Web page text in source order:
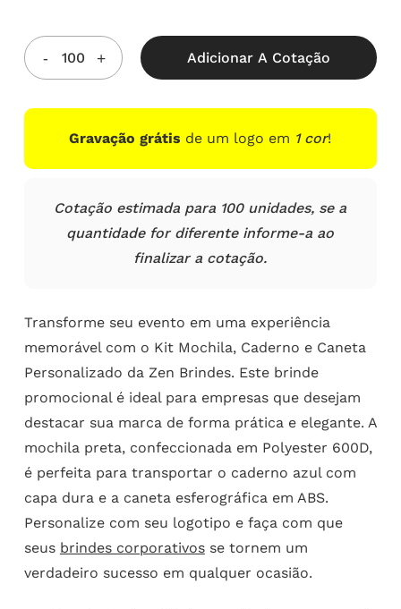
Adicionar A Cotação
Gravação grátis de um logo em 1 cor!
Cotação estimada para 100 unidades, se a
quantidade for diferente informe-a ao
finalizar a cotação.
Transforme seu evento em uma experiência
memorável com o Kit Mochila, Caderno e Caneta
Personalizado da Zen Brindes. Este brinde
promocional é ideal para empresas que desejam
destacar sua marca de forma prática e elegante. A
mochila preta, confeccionada em Polyester 600D,
é perfeita para transportar o caderno azul com
capa dura e a caneta esferográfica em ABS.
Personalize com seu logotipo e faça com que
seus brindes corporativosse tornem um
verdadeiro sucesso em qualquer ocasião.